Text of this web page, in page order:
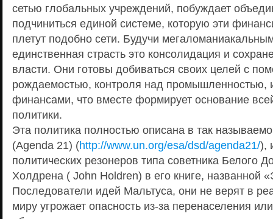
сетью глобальных учреждений, побуждает
подчиниться единой системе, которую эти
плетут подобно сети. Будучи
единственная страсть это консолидация и
власти. Они готовы добиваться своих целей с
рождаемостью, контроля над промышленностью,
финансами, что вместе формирует основание
политики.
Эта политика полностью описана в так
(Agenda 21) (http://www.un.org/esa/dsd/agenda21/),
политических резонеров типа советника Белого
Холдрена ( John Holdren) в его книге, названной
Последователи идей Мальтуса, они не верят в
миру угрожает опасность из-за перенаселения